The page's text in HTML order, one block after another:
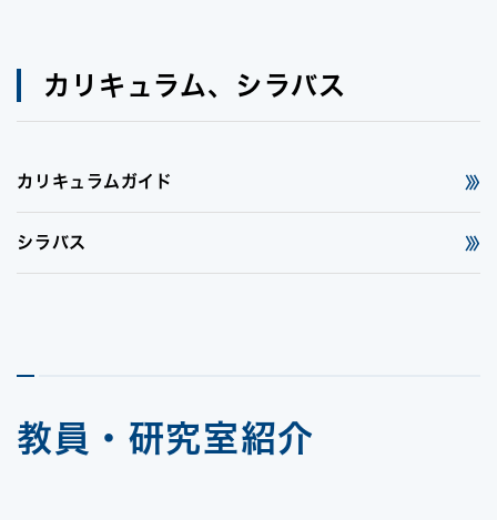
カリキュラム、シラバス
カリキュラムガイド
シラバス
教員・研究室紹介